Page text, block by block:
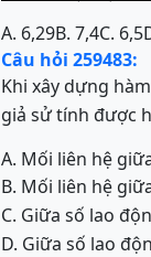
A. 6,29B. 7,4C. 6,5
Câu hỏi 259483:
Khi xây dựng
giả sử tính được
A. Mối liên hệ
B. Mối liên hệ
C. Giữa số lao
D. Giữa số lao